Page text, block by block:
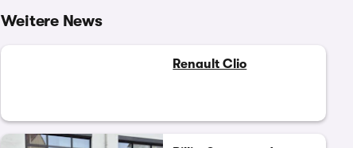
Weitere News
Renault Clio